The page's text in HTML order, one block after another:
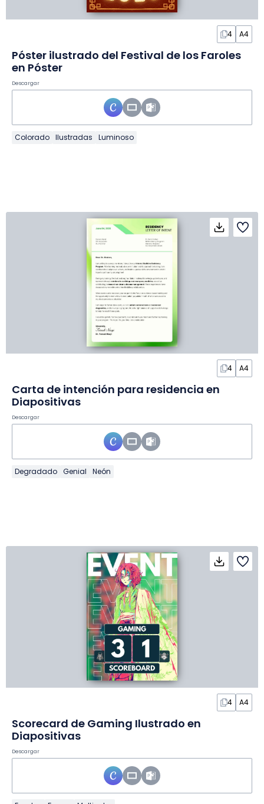
4 A4
Póster ilustrado del Festival de los Faroles
en Póster
Descargar
Colorado Ilustradas Luminoso
4 A4
Carta de intención para residencia en
Diapositivas
Descargar
Degradado Genial Neón
4 A4
Scorecard de Gaming Ilustrado en
Diapositivas
Descargar